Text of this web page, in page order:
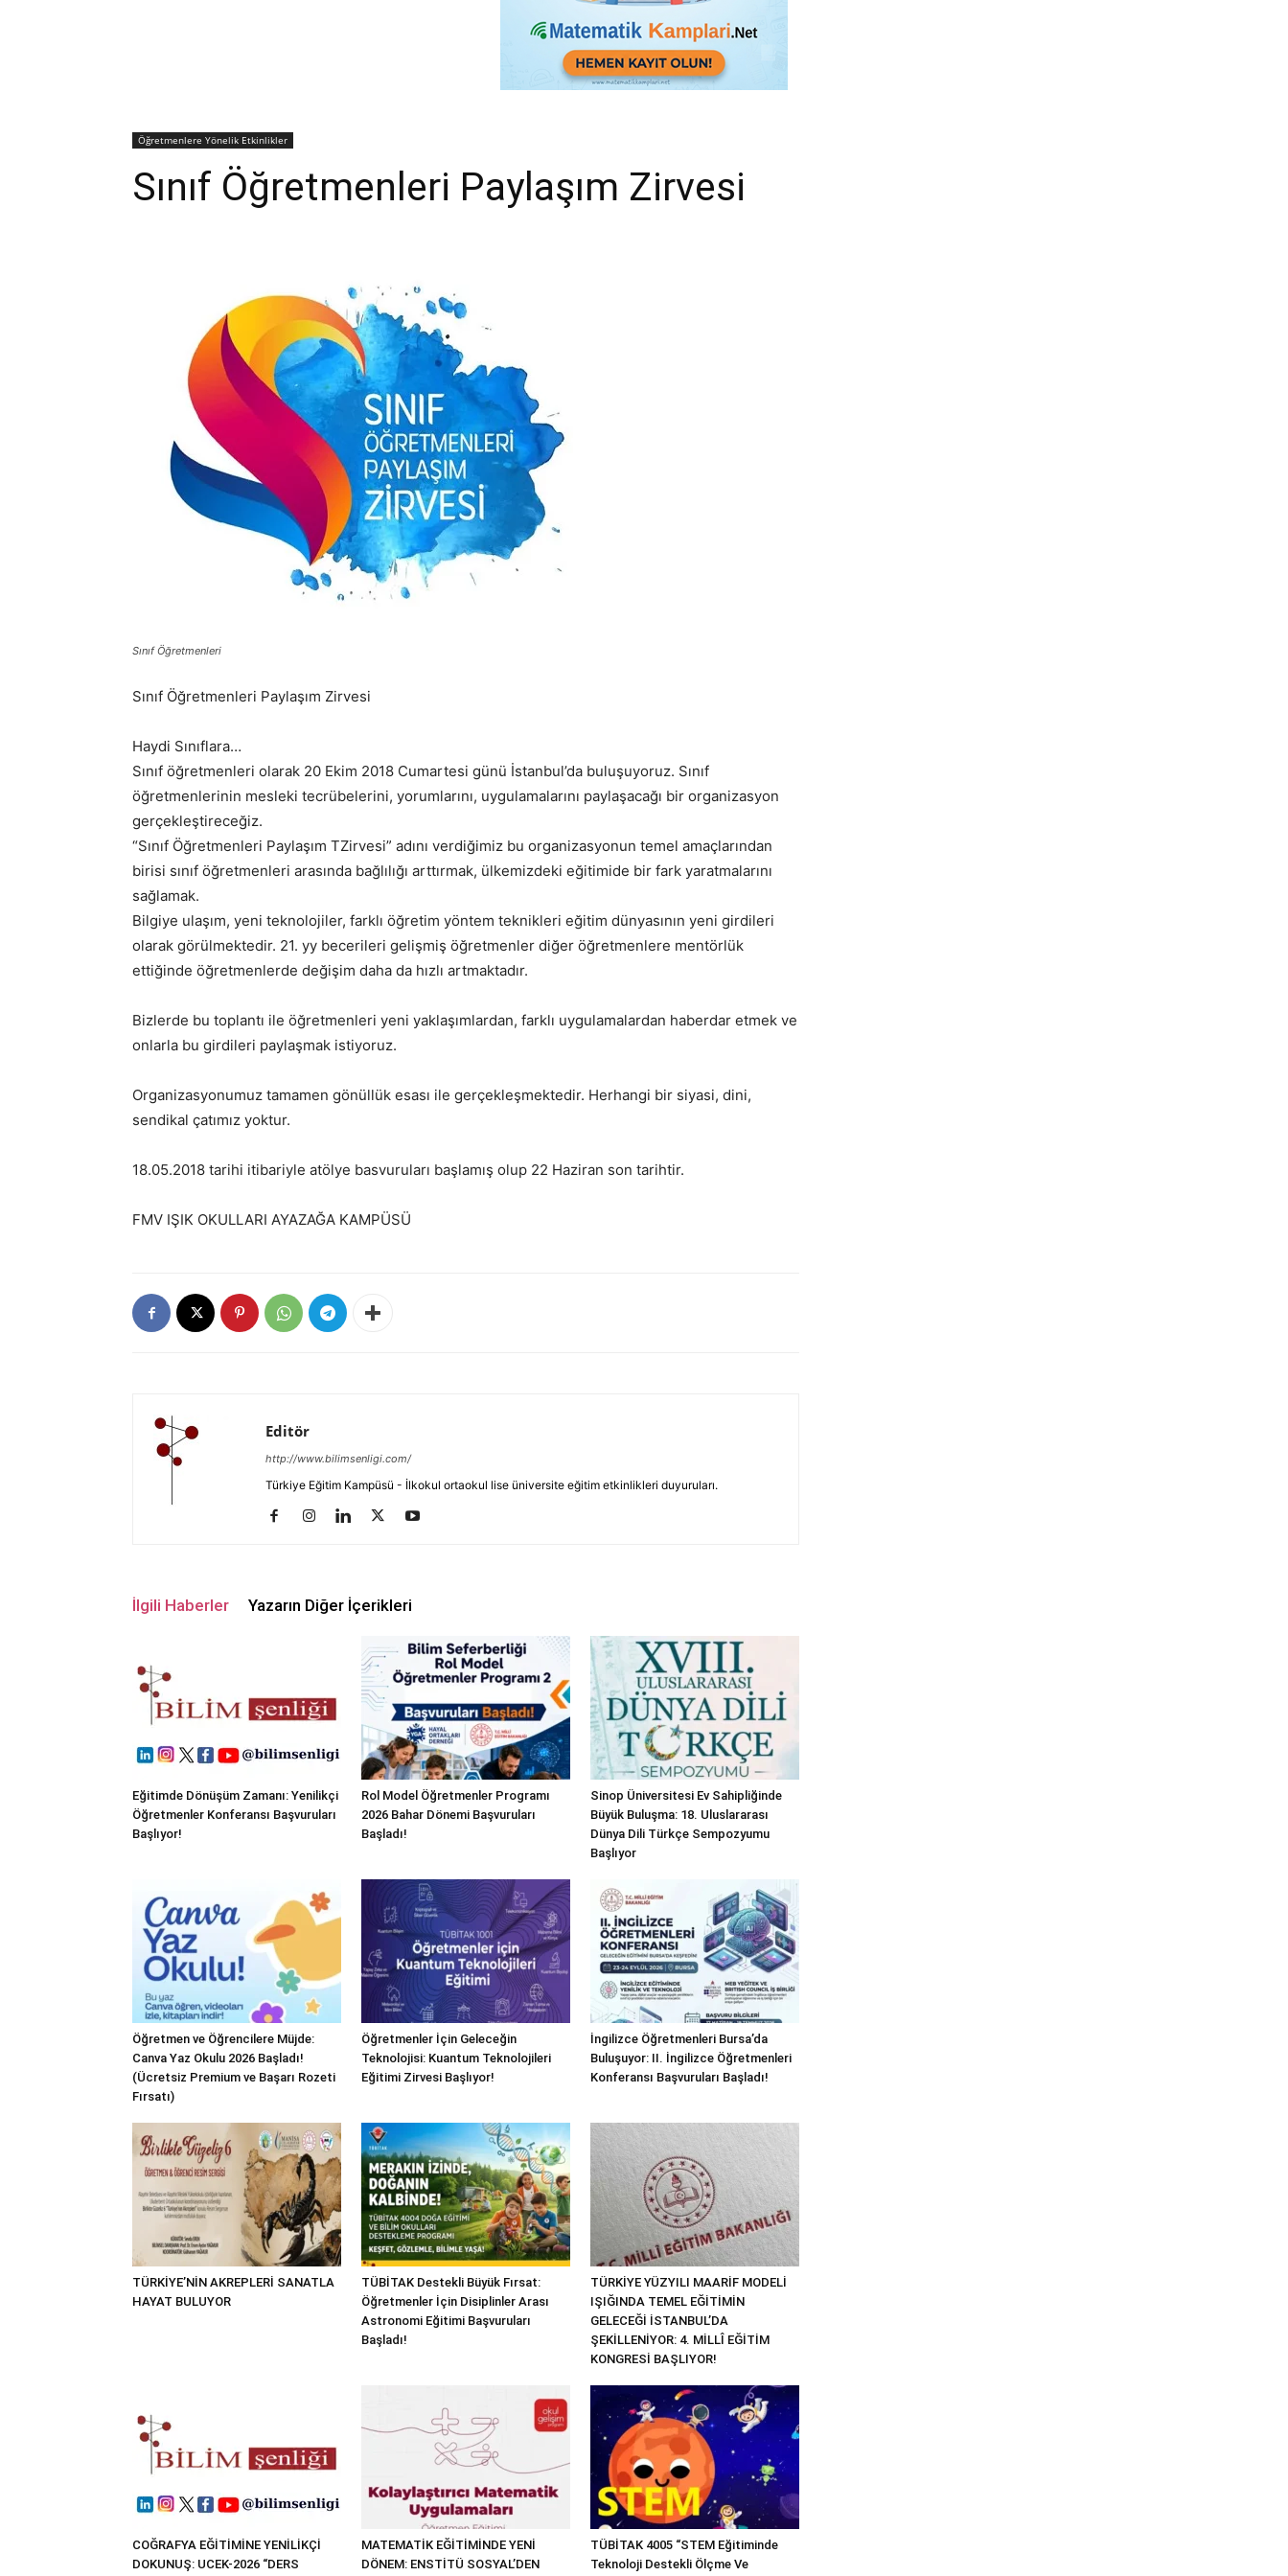
Öğretmenlere Yönelik Etkinlikler
Sınıf Öğretmenleri Paylaşım Zirvesi
Sınıf Öğretmenleri
Sınıf Öğretmenleri Paylaşım Zirvesi
Haydi Sınıflara…
Sınıf öğretmenleri olarak 20 Ekim 2018 Cumartesi günü İstanbul’da buluşuyoruz. Sınıf
öğretmenlerinin mesleki tecrübelerini, yorumlarını, uygulamalarını paylaşacağı bir organizasyon
gerçekleştireceğiz.
“Sınıf Öğretmenleri Paylaşım TZirvesi” adını verdiğimiz bu organizasyonun temel amaçlarından
birisi sınıf öğretmenleri arasında bağlılığı arttırmak, ülkemizdeki eğitimide bir fark yaratmalarını
sağlamak.
Bilgiye ulaşım, yeni teknolojiler, farklı öğretim yöntem teknikleri eğitim dünyasının yeni girdileri
olarak görülmektedir. 21. yy becerileri gelişmiş öğretmenler diğer öğretmenlere mentörlük
ettiğinde öğretmenlerde değişim daha da hızlı artmaktadır.
Bizlerde bu toplantı ile öğretmenleri yeni yaklaşımlardan, farklı uygulamalardan haberdar etmek ve
onlarla bu girdileri paylaşmak istiyoruz.
Organizasyonumuz tamamen gönüllük esası ile gerçekleşmektedir. Herhangi bir siyasi, dini,
sendikal çatımız yoktur.
18.05.2018 tarihi itibariyle atölye basvuruları başlamış olup 22 Haziran son tarihtir.
FMV IŞIK OKULLARI AYAZAĞA KAMPÜSÜ
Editör
http://www.bilimsenligi.com/
Türkiye Eğitim Kampüsü - İlkokul ortaokul lise üniversite eğitim etkinlikleri duyuruları.
İlgili Haberler Yazarın Diğer İçerikleri
Eğitimde Dönüşüm Zamanı: Yenilikçi
Öğretmenler Konferansı Başvuruları
Başlıyor!
Rol Model Öğretmenler Programı
2026 Bahar Dönemi Başvuruları
Başladı!
Sinop Üniversitesi Ev Sahipliğinde
Büyük Buluşma: 18. Uluslararası
Dünya Dili Türkçe Sempozyumu
Başlıyor
Öğretmen ve Öğrencilere Müjde:
Canva Yaz Okulu 2026 Başladı!
(Ücretsiz Premium ve Başarı Rozeti
Fırsatı)
Öğretmenler İçin Geleceğin
Teknolojisi: Kuantum Teknolojileri
Eğitimi Zirvesi Başlıyor!
İngilizce Öğretmenleri Bursa’da
Buluşuyor: II. İngilizce Öğretmenleri
Konferansı Başvuruları Başladı!
TÜRKİYE’NİN AKREPLERİ SANATLA
HAYAT BULUYOR
TÜBİTAK Destekli Büyük Fırsat:
Öğretmenler İçin Disiplinler Arası
Astronomi Eğitimi Başvuruları
Başladı!
TÜRKİYE YÜZYILI MAARİF MODELİ
IŞIĞINDA TEMEL EĞİTİMİN
GELECEĞİ İSTANBUL’DA
ŞEKİLLENİYOR: 4. MİLLÎ EĞİTİM
KONGRESİ BAŞLIYOR!
COĞRAFYA EĞİTİMİNE YENİLİKÇİ
DOKUNUŞ: UCEK-2026 “DERS
MATEMATİK EĞİTİMİNDE YENİ
DÖNEM: ENSTİTÜ SOSYAL’DEN
TÜBİTAK 4005 “STEM Eğitiminde
Teknoloji Destekli Ölçme Ve